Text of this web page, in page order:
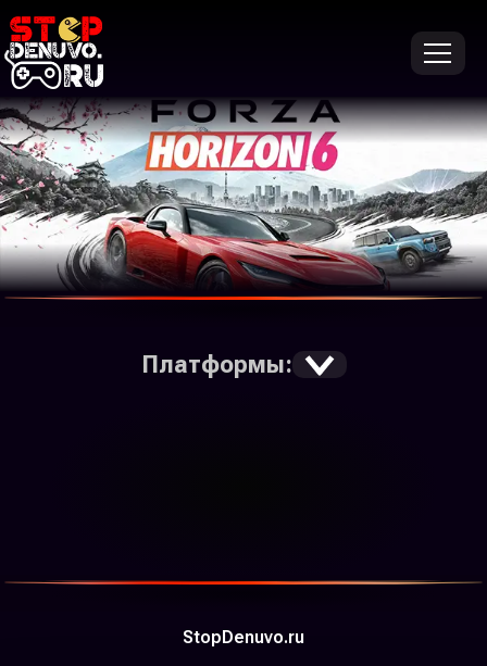
Forza Horizon 6
Платформы:
CD-KEY
StopDenuvo.ru